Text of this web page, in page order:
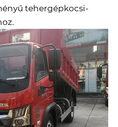
tehergépkocsi-